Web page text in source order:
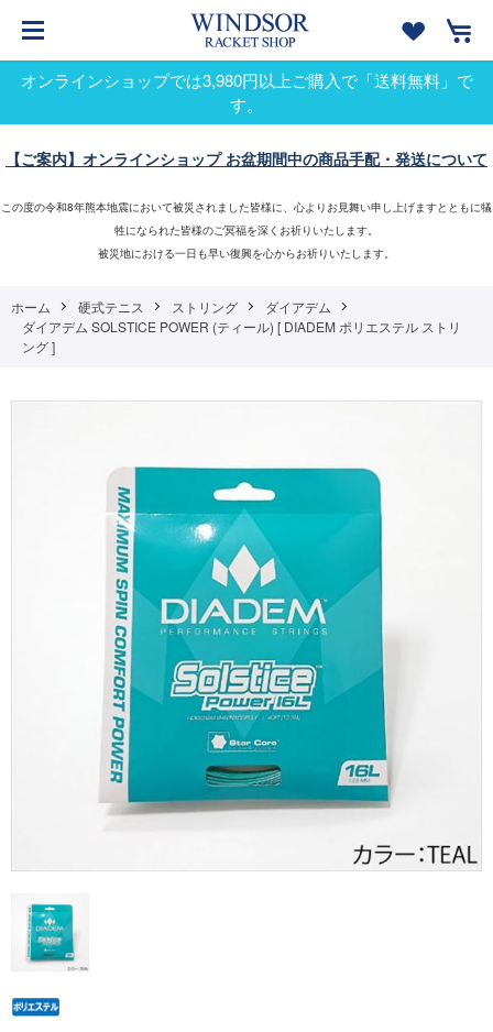
オンラインショップでは3,980円以上ご購入で「送料無料」で
す。
【ご案内】オンラインショップ お盆期間中の商品手配・発送について
この度の令和8年熊本地震において被災されました皆様に、心よりお見舞い申し上げますとともに犠
牲になられた皆様のご冥福を深くお祈りいたします。
被災地における一日も早い復興を心からお祈りいたします。
ホーム 硬式テニス ストリング
ダイアデム
ダイアデム SOLSTICE POWER (ティール) [ DIADEM ポリエステル ストリ
ング ]